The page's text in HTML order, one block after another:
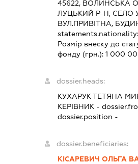
45622, ВОЛИНСЬКА
ЛУЦЬКИЙ Р-Н, СЕЛО
ВУЛ.ПРИВІТНА,
statements.nationality:
Розмір внеску до
фонду (грн.): 1 000
dossier.heads:
КУХАРУК ТЕТЯНА
КЕРІВНИК -
dossier.position -
dossier.beneficiaries:
КІСАРЕВИЧ ОЛЬГА